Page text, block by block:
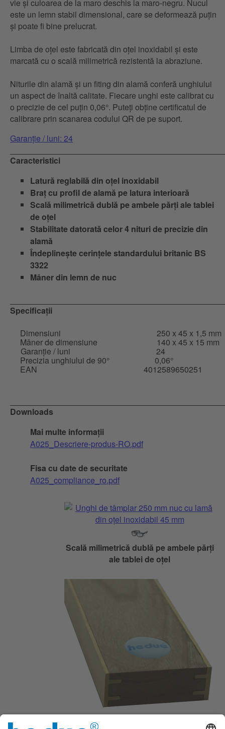
vie și culoarea de la maro deschis la maro-negru. Nucul
este un lemn stabil dimensional, care se deformează puțin
și poate fi bine prelucrat.
Limba de oțel este fabricată din oțel inoxidabil și este
marcată cu o scală milimetrică rezistentă la abraziune.
Niturile din alamă și un fiting din alamă conferă unghiului
un aspect de înaltă calitate. Fiecare unghi este calibrat cu
o precizie de cel puțin 0,06°. Puteți obține certificatul de
calibrare prin scanarea codului QR de pe suport.
Garanție / luni: 24
Caracteristici
Latură reglabilă din oțel inoxidabil
Braț cu profil de alamă pe latura interioară
Scală milimetrică dublă pe ambele părți ale tablei
de oțel
Stabilitate datorată celor 4 nituri de precizie din
alamă
Îndeplinește cerințele standardului britanic BS
3322
Mâner din lemn de nuc
Specificații
Dimensiuni
250 x 45 x 1,5 mm
Mâner de dimensiune 140 x 45 x 15 mm
Garanție / luni 24
Precizia unghiului de 90° 0,06°
EAN 4012589650251
Downloads
Mai multe informații
A025_Descriere-produs-RO.pdf
Fisa cu date de securitate
A025_compliance_ro.pdf
Scală milimetrică dublă pe ambele părți
ale tablei de oțel